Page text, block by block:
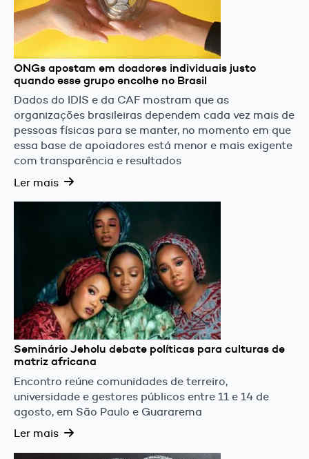
ONGs apostam em doadores individuais justo
quando esse grupo encolhe no Brasil
Dados do IDIS e da CAF mostram que as
organizações brasileiras dependem cada vez mais de
pessoas físicas para se manter, no momento em que
essa base de apoiadores está menor e mais exigente
com transparência e resultados
Ler mais
Seminário Jeholu debate políticas para culturas de
matriz africana
Encontro reúne comunidades de terreiro,
universidade e gestores públicos entre 11 e 14 de
agosto, em São Paulo e Guararema
Ler mais